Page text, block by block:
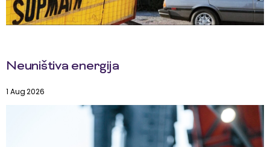
Neuništiva energija
1 Aug 2026